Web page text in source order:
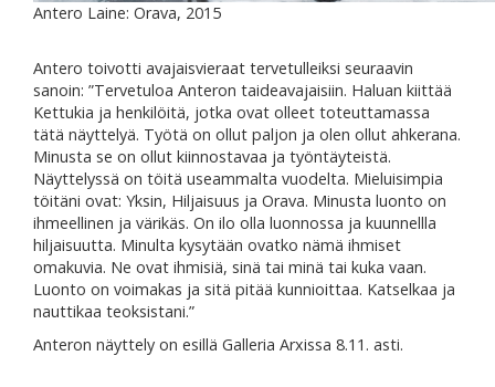
Antero Laine: Orava, 2015
Antero toivotti avajaisvieraat tervetulleiksi seuraavin
sanoin: ”Tervetuloa Anteron taideavajaisiin. Haluan kiittää
Kettukia ja henkilöitä, jotka ovat olleet toteuttamassa
tätä näyttelyä. Työtä on ollut paljon ja olen ollut ahkerana.
Minusta se on ollut kiinnostavaa ja työntäyteistä.
Näyttelyssä on töitä useammalta vuodelta. Mieluisimpia
töitäni ovat: Yksin, Hiljaisuus ja Orava. Minusta luonto on
ihmeellinen ja värikäs. On ilo olla luonnossa ja kuunnellla
hiljaisuutta. Minulta kysytään ovatko nämä ihmiset
omakuvia. Ne ovat ihmisiä, sinä tai minä tai kuka vaan.
Luonto on voimakas ja sitä pitää kunnioittaa. Katselkaa ja
nauttikaa teoksistani.”
Anteron näyttely on esillä Galleria Arxissa 8.11. asti.